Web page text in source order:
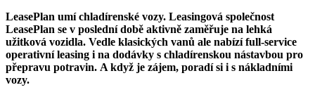
LeasePlan umí chladírenské vozy. Leasingová společnost
LeasePlan se v poslední době aktivně zaměřuje na lehká
užitková vozidla. Vedle klasických vanů ale nabízí full-service
operativní leasing i na dodávky s chladírenskou nástavbou pro
přepravu potravin. A když je zájem, poradí si i s nákladními
vozy.